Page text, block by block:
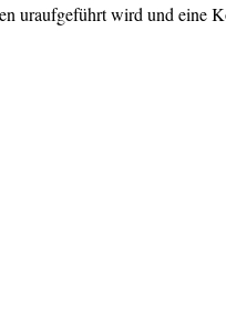
uraufgeführt wird und eine